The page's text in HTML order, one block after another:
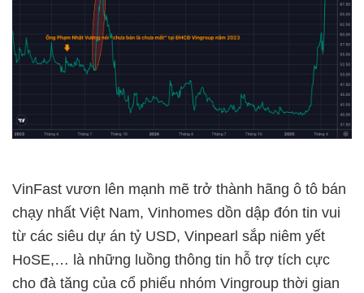
VinFast vươn lên mạnh mẽ trở thành hãng ô tô bán
chạy nhất Việt Nam, Vinhomes dồn dập đón tin vui
từ các siêu dự án tỷ USD, Vinpearl sắp niêm yết
HoSE,… là những luồng thông tin hỗ trợ tích cực
cho đà tăng của cổ phiếu nhóm Vingroup thời gian